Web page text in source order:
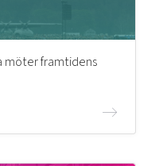
möter framtidens